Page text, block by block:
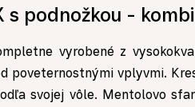
s podnožkou -
vyrobené z
poveternostnými vplyvmi.
svojej vôle. Mentolovo